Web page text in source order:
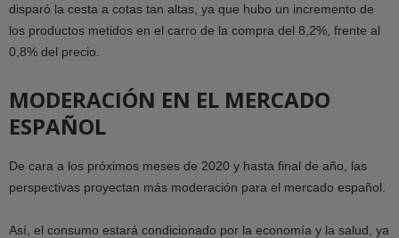
disparó la cesta a cotas tan altas, ya que hubo un incremento de
los productos metidos en el carro de la compra del 8,2%, frente al
0,8% del precio.
MODERACIÓN EN EL MERCADO
ESPAÑOL
De cara a los próximos meses de 2020 y hasta final de año, las
perspectivas proyectan más moderación para el mercado español.
Así, el consumo estará condicionado por la economía y la salud, ya